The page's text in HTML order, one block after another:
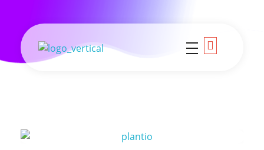
Colégio Criativo
Seja Criativo você também!